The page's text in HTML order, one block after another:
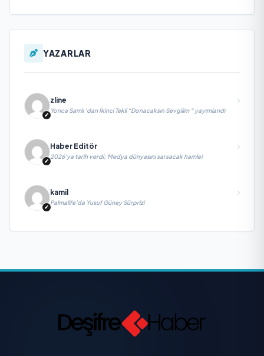
YAZARLAR
zline
Yonca Samlı ‘dan İkinci Tekli “Donacaksın Sevgilim “ yayımlandı
Haber Editör
2026’ya tarih verdi; Medya dünyasını sarsacak hamle!
kamil
Palmalife’da Yusuf Güney Sürprizi